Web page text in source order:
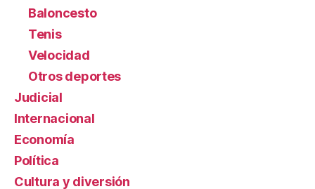
Baloncesto
Tenis
Velocidad
Otros deportes
Judicial
Internacional
Economía
Política
Cultura y diversión